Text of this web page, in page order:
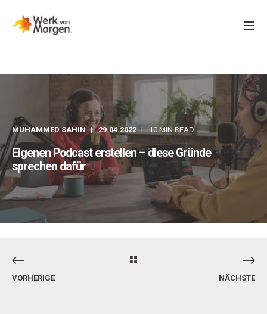
MUHAMMED SAHIN 29.04.2022 10 MIN READ
Eigenen Podcast erstellen – diese Gründe
sprechen dafür
VORHERIGE NÄCHSTE